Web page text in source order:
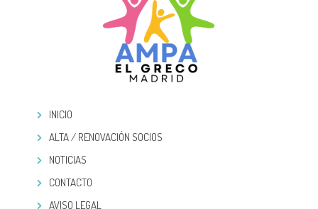
INICIO
ALTA / RENOVACIÓN SOCIOS
NOTICIAS
CONTACTO
AVISO LEGAL